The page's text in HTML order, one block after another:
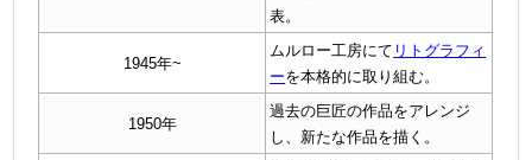
表。
1945年~
ムルロー工房にて リトグラフィ
ーを本格的に取り組む。
1950年
過去の巨匠の作品をアレンジ
し、新たな作品を描く。